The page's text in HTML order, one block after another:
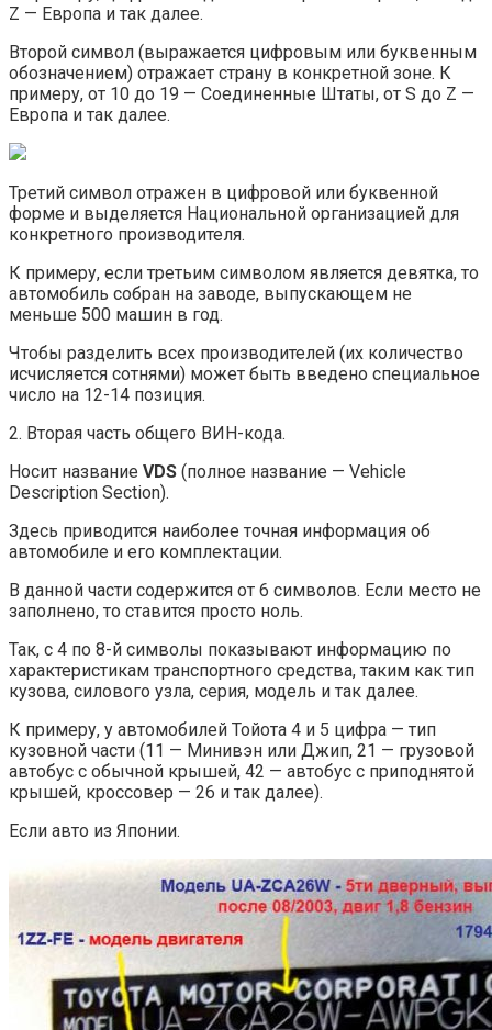
Z — Европа и так далее.
Второй символ (выражается цифровым или буквенным
обозначением) отражает страну в конкретной зоне. К
примеру, от 10 до 19 — Соединенные Штаты, от S до Z —
Европа и так далее.
Третий символ отражен в цифровой или буквенной
форме и выделяется Национальной организацией для
конкретного производителя.
К примеру, если третьим символом является девятка, то
автомобиль собран на заводе, выпускающем не
меньше 500 машин в год.
Чтобы разделить всех производителей (их количество
исчисляется сотнями) может быть введено специальное
число на 12-14 позиция.
2. Вторая часть общего ВИН-кода.
Носит название VDS (полное название — Vehicle
Description Section).
Здесь приводится наиболее точная информация об
автомобиле и его комплектации.
В данной части содержится от 6 символов. Если место не
заполнено, то ставится просто ноль.
Так, с 4 по 8-й символы показывают информацию по
характеристикам транспортного средства, таким как тип
кузова, силового узла, серия, модель и так далее.
К примеру, у автомобилей Тойота 4 и 5 цифра — тип
кузовной части (11 — Минивэн или Джип, 21 — грузовой
автобус с обычной крышей, 42 — автобус с приподнятой
крышей, кроссовер — 26 и так далее).
Если авто из Японии.